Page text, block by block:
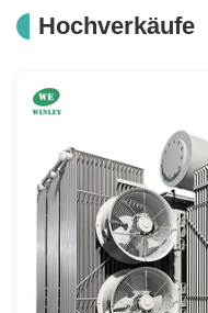
Hochverkäufe